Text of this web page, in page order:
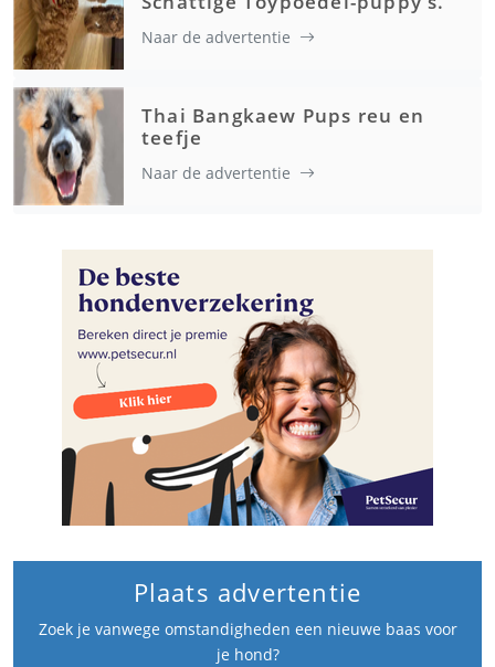
Naar de advertentie
Thai Bangkaew Pups reu en
teefje
Naar de advertentie
Plaats advertentie
Zoek je vanwege omstandigheden een nieuwe baas voor
je hond?